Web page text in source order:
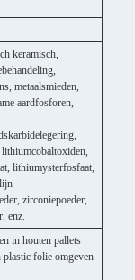
keramisch,
metaalsmieden,
aardfosforen,
lithiumysterfosfaat,
zirconiepoeder,
enz.
in houten pallets
plastic folie omgeven